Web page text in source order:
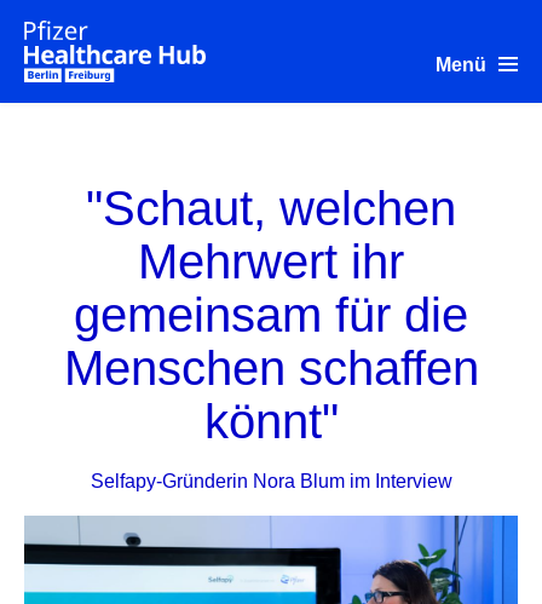
Menü
"Schaut, welchen
Mehrwert ihr
gemeinsam für die
Menschen schaffen
könnt"
Selfapy-Gründerin Nora Blum im Interview